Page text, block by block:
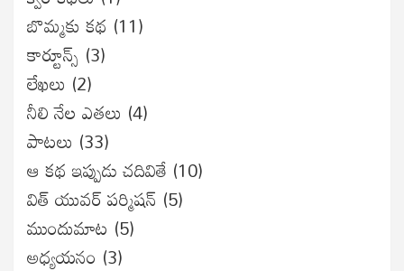
బొమ్మకు కథ (11)
కార్టూన్స్ (3)
లేఖలు (2)
నీలి నేల ఎతలు (4)
పాటలు (33)
ఆ కథ ఇప్పుడు చదివితే (10)
విత్ యువర్ పర్మిషన్ (5)
ముందుమాట (5)
అధ్యయనం (3)